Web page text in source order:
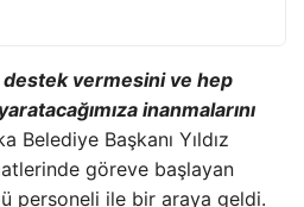
destek vermesini ve hep
inanmalarını
Belediye Başkanı Yıldız
göreve başlayan
personeli ile bir araya geldi.